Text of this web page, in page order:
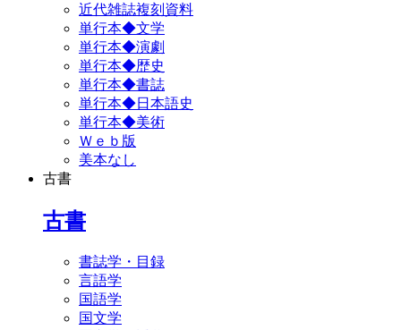
近代雑誌複刻資料
単行本◆文学
単行本◆演劇
単行本◆歴史
単行本◆書誌
単行本◆日本語史
単行本◆美術
Ｗｅｂ版
美本なし
古書
古書
書誌学・目録
言語学
国語学
国文学